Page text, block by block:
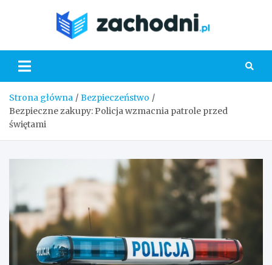
Strona główna
Bezpieczeństwo
Bezpieczne zakupy: Policja wzmacnia patrole przed
świętami